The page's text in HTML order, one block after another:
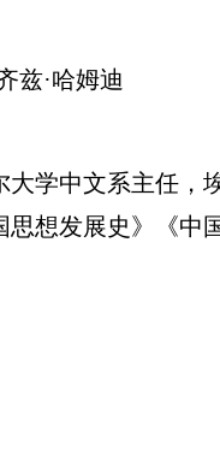
·哈姆迪
中文系主任，埃
思想发展史》《中